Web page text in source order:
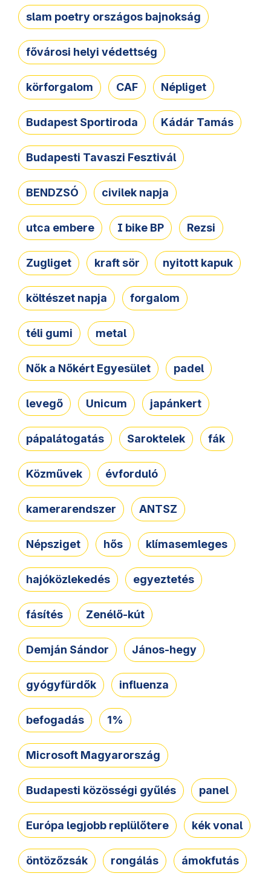
slam poetry országos bajnokság
fővárosi helyi védettség
körforgalom CAF Népliget
Budapest Sportiroda Kádár Tamás
Budapesti Tavaszi Fesztivál
BENDZSÓ civilek napja
utca embere I bike BP Rezsi
Zugliget kraft sör nyitott kapuk
költészet napja forgalom
téli gumi metal
Nők a Nőkért Egyesület padel
levegő Unicum japánkert
pápalátogatás Saroktelek fák
Közművek évforduló
kamerarendszer ANTSZ
Népsziget hős klímasemleges
hajóközlekedés egyeztetés
fásítés Zenélő-kút
Demján Sándor János-hegy
gyógyfürdők influenza
befogadás 1%
Microsoft Magyarország
Budapesti közösségi gyűlés panel
Európa legjobb replülőtere kék vonal
öntözőzsák rongálás ámokfutás